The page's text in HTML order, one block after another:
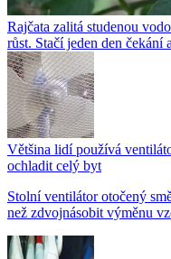
Rajčata zalitá studenou
růst. Stačí jeden den čekání
Většina lidí používá
ochladit celý byt
Stolní ventilátor otočený
než zdvojnásobit výměnu